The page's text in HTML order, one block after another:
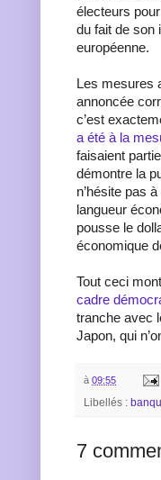
électeurs
du fait de son
européenne.
Les mesures
annoncée
c’est
a été à la
faisaient
démontre la
n’hésite pas
langueur
pousse le
économique
Tout ceci
cadre
tranche avec
Japon, qui
à 09:55
Libellés :
7